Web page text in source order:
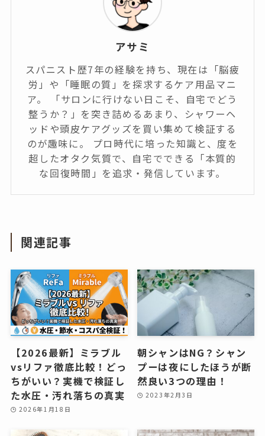
アサミ
スパニスト歴7年の経験を持ち、現在は「脳疲
労」や「睡眠の質」を探求するケア用品マニ
ア。 「サロンに行けない日こそ、自宅でどう
整うか？」を突き詰めるあまり、シャワーヘ
ッドや頭皮ケアグッズを買い集めて検証する
のが趣味に。 プロ時代に培った知識と、度を
超したオタク気質で、自宅でできる「本質的
な回復時間」を追求・発信しています。
関連記事
【2026最新】ミラブル
vsリファ徹底比較！どっ
ちがいい？実機で検証し
た水圧・汚れ落ちの真実
2026年1月18日
朝シャンはNG？シャン
プーは夜にしたほうが断
然良い3つの理由！
2023年2月3日